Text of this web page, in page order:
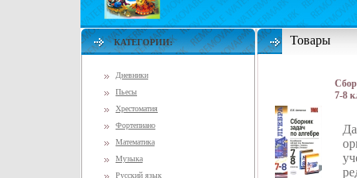
КАТЕГОРИИ:
Дневники
Пьесы
Хрестоматия
Фортепиано
Математика
Музыка
Русский язык
Товары
7-8